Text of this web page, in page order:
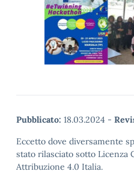
Pubblicato: 18.03.2024 -
Eccetto dove diversamente
stato rilasciato sotto Licenza
Attribuzione 4.0 Italia.